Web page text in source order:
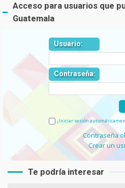
Acceso para usuarios que
Guatemala
Usuario:
Contraseña:
¿Iniciar sesión
Contraseña
Crear un
Te podría interesar